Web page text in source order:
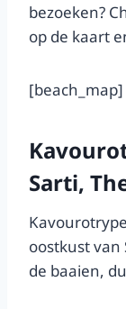
bezoeken?
op de kaart
[beach_map]
Sarti,
oostkust van
de baaien,